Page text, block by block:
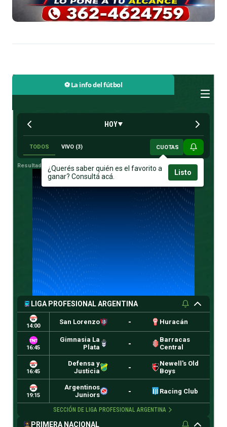
⚽ La info del fútbol